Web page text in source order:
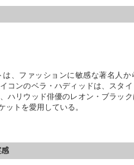
は、ファッションに敏感な著名人
コンのベラ・ハディッドは、スタ
ハリウッド俳優のレオン・ブラッ
ットを愛用している。